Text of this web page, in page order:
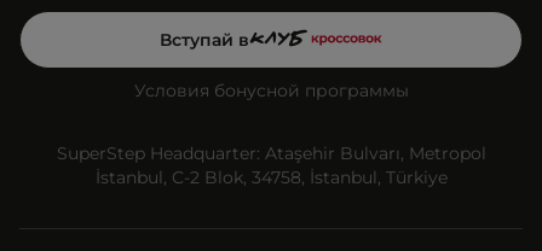
Вступай в
Условия бонусной программы
SuperStep Headquarter: Ataşehir Bulvarı, Metropol
İstanbul, C-2 Blok, 34758, İstanbul, Türkiye